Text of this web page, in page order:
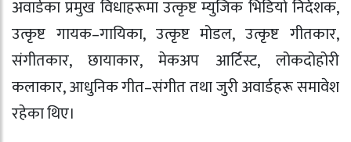
अवार्डका प्रमुख विधाहरूमा उत्कृष्ट म्युजिक भिडियो निर्देशक,
उत्कृष्ट गायक–गायिका, उत्कृष्ट मोडल, उत्कृष्ट गीतकार,
संगीतकार, छायाकार, मेकअप आर्टिस्ट, लोकदोहोरी
कलाकार, आधुनिक गीत–संगीत तथा जुरी अवार्डहरू समावेश
रहेका थिए।